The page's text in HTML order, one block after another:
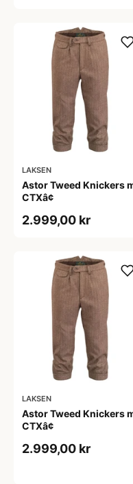
LAKSEN
Astor Tweed Knickers
CTXâ¢
2.999,00 kr
LAKSEN
Astor Tweed Knickers
CTXâ¢
2.999,00 kr